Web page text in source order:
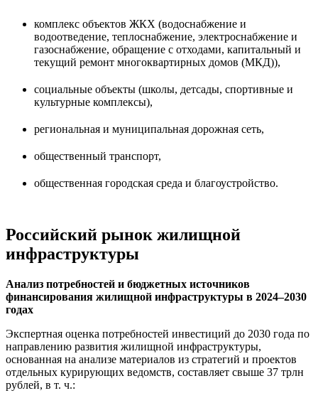
комплекс объектов ЖКХ (водоснабжение и
водоотведение, теплоснабжение, электроснабжение и
газоснабжение, обращение с отходами, капитальный и
текущий ремонт многоквартирных домов (МКД)),
социальные объекты (школы, детсады, спортивные и
культурные комплексы),
региональная и муниципальная дорожная сеть,
общественный транспорт,
общественная городская среда и благоустройство.
Российский рынок жилищной
инфраструктуры
Анализ потребностей и бюджетных источников
финансирования жилищной инфраструктуры в 2024–2030
годах
Экспертная оценка потребностей инвестиций до 2030 года по
направлению развития жилищной инфраструктуры,
основанная на анализе материалов из стратегий и проектов
отдельных курирующих ведомств, составляет свыше 37 трлн
рублей, в т. ч.: